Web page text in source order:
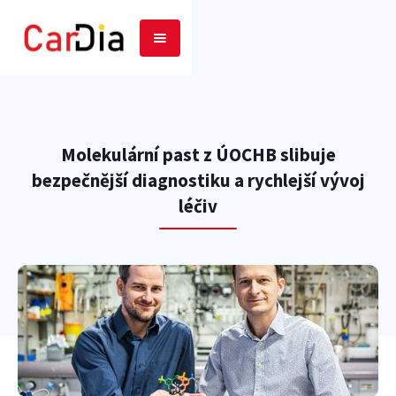
Molekulární past z ÚOCHB slibuje
bezpečnější diagnostiku a rychlejší vývoj
léčiv